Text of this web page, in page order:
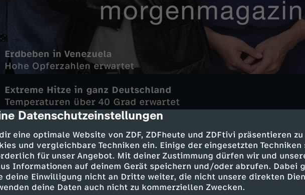
dialog-description
Datenschutzeinstellungen
eine optimale Website von ZDF, ZDFheute und ZDFtivi präsentieren
und vergleichbare Techniken ein. Einige der eingesetzten
für unser Angebot. Mit deiner Zustimmung dürfen wir und
Informationen auf deinem Gerät speichern und/oder abrufen. Dabei
deine Einwilligung nicht an Dritte weiter, die nicht unsere direkten
deine Daten auch nicht zu kommerziellen Zwecken.
Erdbeben in Venezuela
Hohe Opferzahlen erwartet
Extreme Hitze in ganz Deutschland
Temperaturen über 40 Grad erwartet
Vorsitzende Marburger Bund zu Hitze
Zu Gast: Christof Johnen, DRK
Internationale Hilfe für Venezuela